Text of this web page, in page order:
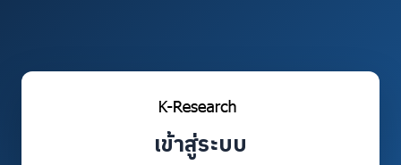
เข้าสู่ระบบ